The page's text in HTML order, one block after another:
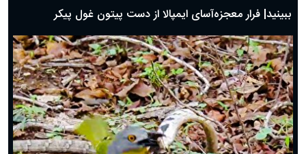
ببینید| فرار معجزه‌آسای ایمپالا از دست پیتون غول پیکر